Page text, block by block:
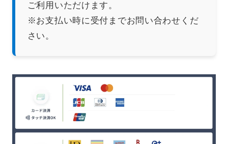
ご利用いただけます。
※お支払い時に受付までお問い合わせくだ
さい。